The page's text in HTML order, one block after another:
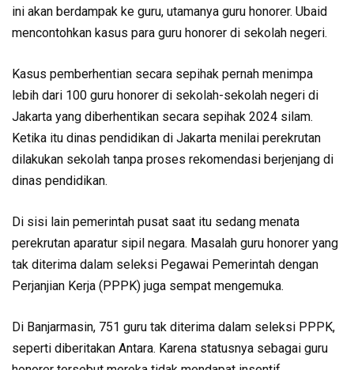
ini akan berdampak ke guru, utamanya guru honorer. Ubaid
mencontohkan kasus para guru honorer di sekolah negeri.
Kasus pemberhentian secara sepihak pernah menimpa
lebih dari 100 guru honorer di sekolah-sekolah negeri di
Jakarta yang diberhentikan secara sepihak 2024 silam.
Ketika itu dinas pendidikan di Jakarta menilai perekrutan
dilakukan sekolah tanpa proses rekomendasi berjenjang di
dinas pendidikan.
Di sisi lain pemerintah pusat saat itu sedang menata
perekrutan aparatur sipil negara. Masalah guru honorer yang
tak diterima dalam seleksi Pegawai Pemerintah dengan
Perjanjian Kerja (PPPK) juga sempat mengemuka.
Di Banjarmasin, 751 guru tak diterima dalam seleksi PPPK,
seperti diberitakan Antara. Karena statusnya sebagai guru